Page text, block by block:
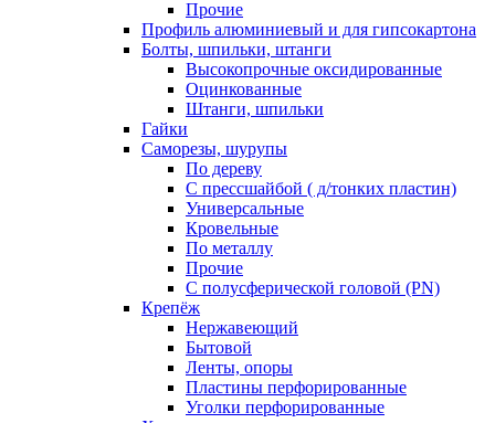
Прочие
Профиль алюминиевый и для гипсокартона
Болты, шпильки, штанги
Высокопрочные оксидированные
Оцинкованные
Штанги, шпильки
Гайки
Саморезы, шурупы
По дереву
С прессшайбой ( д/тонких пластин)
Универсальные
Кровельные
По металлу
Прочие
С полусферической головой (PN)
Крепёж
Нержавеющий
Бытовой
Ленты, опоры
Пластины перфорированные
Уголки перфорированные